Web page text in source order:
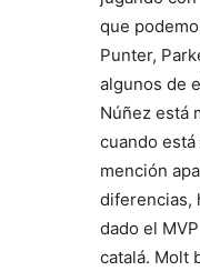
que
Punter,
algunos de
Núñez está
cuando
mención
diferencias,
dado el
catalá. Molt